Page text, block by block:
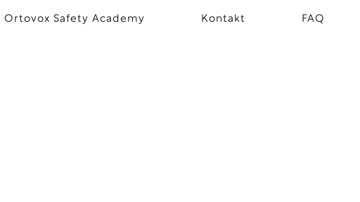
Ortovox Safety Academy Kontakt FAQ